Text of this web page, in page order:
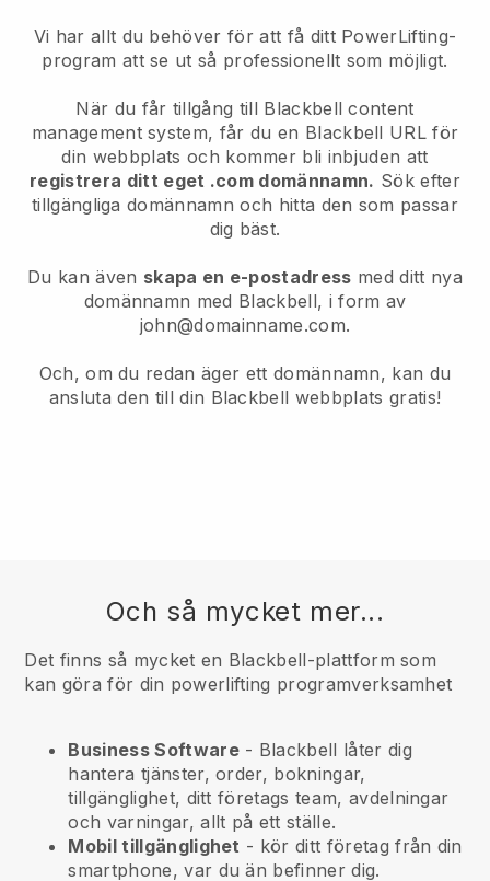
Vi har allt du behöver för att få ditt PowerLifting-
program att se ut så professionellt som möjligt.
När du får tillgång till Blackbell content
management system, får du en Blackbell URL för
din webbplats och kommer bli inbjuden att
registrera ditt eget .com domännamn. Sök efter
tillgängliga domännamn och hitta den som passar
dig bäst.
Du kan även skapa en e-postadress med ditt nya
domännamn med Blackbell, i form av
john@domainname.com.
Och, om du redan äger ett domännamn, kan du
ansluta den till din Blackbell webbplats gratis!
Och så mycket mer...
Det finns så mycket en Blackbell-plattform som
kan göra för din powerlifting programverksamhet
Business Software- Blackbell låter dig
hantera tjänster, order, bokningar,
tillgänglighet, ditt företags team, avdelningar
och varningar, allt på ett ställe.
Mobil tillgänglighet - kör ditt företag från din
smartphone, var du än befinner dig.